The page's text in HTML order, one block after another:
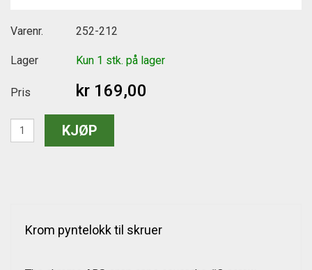
Varenr. 252-212
Lager Kun 1 stk. på lager
Pris kr 169,00
Krom pyntelokk til skruer